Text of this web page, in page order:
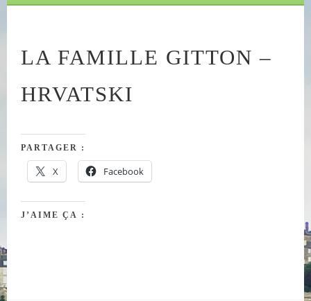
LA FAMILLE GITTON –
HRVATSKI
PARTAGER :
X Facebook
J’AIME ÇA :